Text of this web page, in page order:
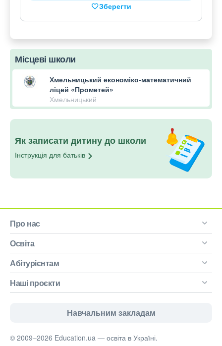
Зберегти
Місцеві школи
Хмельницький економіко-математичний
ліцей «Прометей»
Хмельницький
Як записати дитину до школи
Інструкція для батьків
Про нас
Освіта
Абітурієнтам
Наші проєкти
Навчальним закладам
© 2009–2026 Education.ua — освіта в Україні.